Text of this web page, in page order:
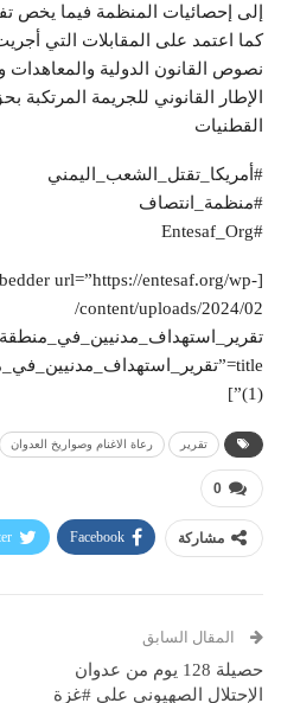
إلى إحصائيات المنظمة فيما يخص
كما اعتمد على المقابلات التي
نصوص القانون الدولية والمعاهدات
الإطار القانوني للجريمة
القطنيات
#أمريكا_تقتل_الشعب_اليمني
#منظمة_انتصاف
#Entesaf_Org
url=”https://entesaf.org/wp-
content/uploads/2024/02/
(1)”]
تقرير رعاة الاغنام وصواريخ العدوان
0
مشاركة Facebook
المقال السابق
حصيلة 128 يوم من عدوان
الإحتلال الصهيوني على #غزة